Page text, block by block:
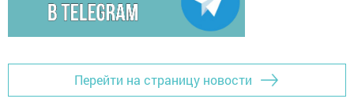
Перейти на страницу новости